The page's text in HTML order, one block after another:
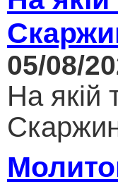
05/08/
На якій